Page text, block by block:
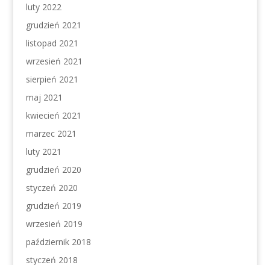
luty 2022
grudzień 2021
listopad 2021
wrzesień 2021
sierpień 2021
maj 2021
kwiecień 2021
marzec 2021
luty 2021
grudzień 2020
styczeń 2020
grudzień 2019
wrzesień 2019
październik 2018
styczeń 2018